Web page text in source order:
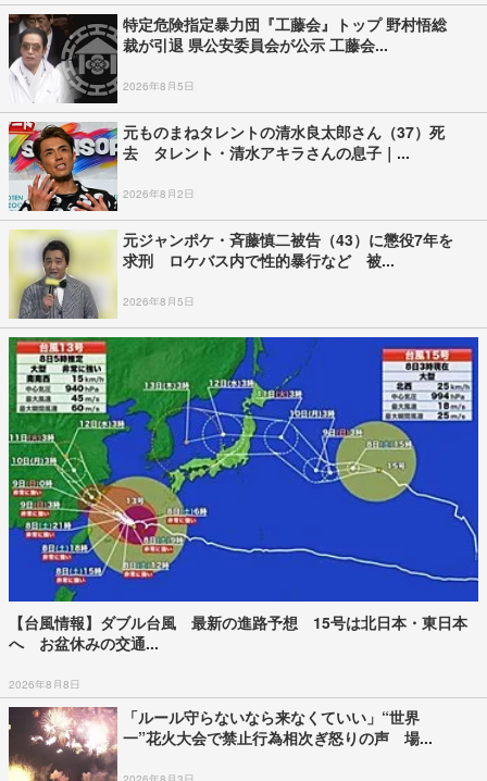
特定危険指定暴力団『工藤会』トップ 野村悟総
裁が引退 県公安委員会が公示 工藤会...
2026年8月5日
元ものまねタレントの清水良太郎さん（37）死
去 タレント・清水アキラさんの息子｜...
2026年8月2日
元ジャンポケ・斉藤慎二被告（43）に懲役7年を
求刑 ロケバス内で性的暴行など 被...
2026年8月5日
【台風情報】ダブル台風 最新の進路予想 15号は北日本・東日本
へ お盆休みの交通...
2026年8月8日
「ルール守らないなら来なくていい」“世界
一”花火大会で禁止行為相次ぎ怒りの声 場...